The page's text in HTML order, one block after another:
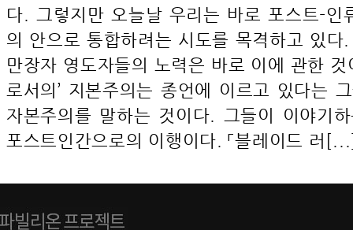
다. 그렇지만 오늘날 우리는 바로 포스트-인
의 안으로 통합하려는 시도를 목격하고 있
만장자 영도자들의 노력은 바로 이에 관한 것
로서의’ 지본주의는 종언에 이르고 있다는
자본주의를 말하는 것이다. 그들이 이야기하
포스트인간으로의 이행이다. 「블레이드 러